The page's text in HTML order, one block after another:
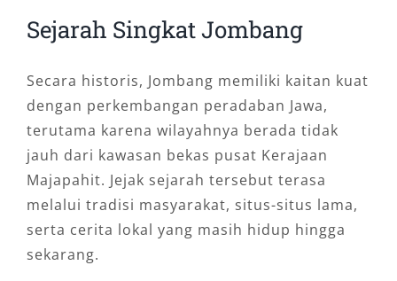
Sejarah Singkat Jombang
Secara historis, Jombang memiliki kaitan kuat
dengan perkembangan peradaban Jawa,
terutama karena wilayahnya berada tidak
jauh dari kawasan bekas pusat Kerajaan
Majapahit. Jejak sejarah tersebut terasa
melalui tradisi masyarakat, situs-situs lama,
serta cerita lokal yang masih hidup hingga
sekarang.